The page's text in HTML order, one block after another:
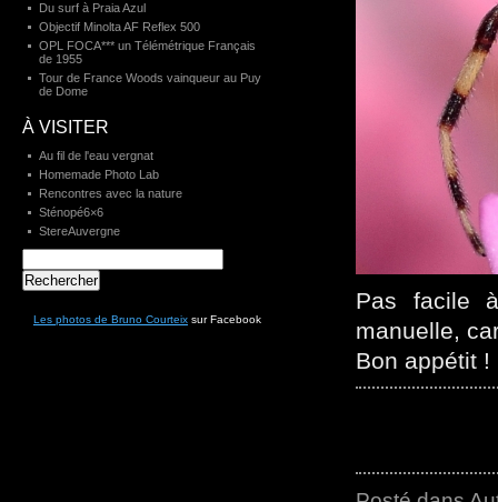
Pas facile
manuelle,
Bon appétit !
Du surf à Praia Azul
Objectif Minolta AF Reflex 500
OPL FOCA*** un Télémétrique Français
de 1955
Tour de France Woods vainqueur au Puy
de Dome
À VISITER
Au fil de l'eau vergnat
Homemade Photo Lab
Rencontres avec la nature
Sténopé6×6
StereAuvergne
Les photos de Bruno Courteix sur Facebook